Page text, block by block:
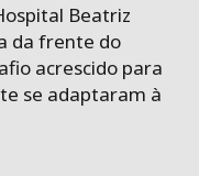
Beatriz
da frente do
acrescido para
se adaptaram à